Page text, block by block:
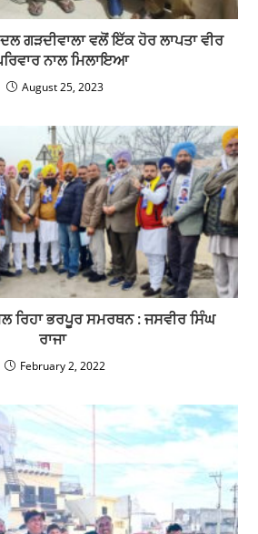
ਦਲ ਗੜਦੀਵਾਲਾ ਵਲੋਂ ਇੱਕ ਹੋਰ ਲਾਪਤਾ ਵੀਰ
ਨਾਲ ਮਿਲਾਇਆ
August 25, 2023
ਰਿਹਾ ਭਰਪੂਰ ਸਮਰਥਨ : ਜਸਵੀਰ ਸਿੰਘ
ਰਾਜਾ
February 2, 2022